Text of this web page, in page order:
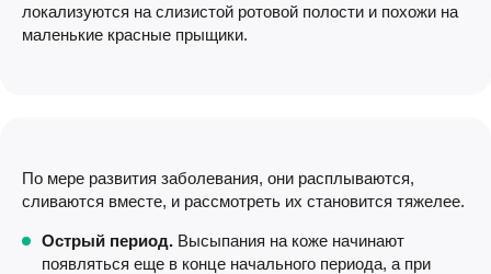
локализуются на слизистой ротовой полости и похожи на
маленькие красные прыщики.
По мере развития заболевания, они расплываются,
сливаются вместе, и рассмотреть их становится тяжелее.
Острый период. Высыпания на коже начинают
появляться еще в конце начального периода, а при